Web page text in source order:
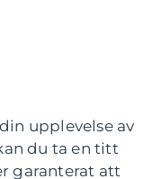
upplevelse av
du ta en titt
garanterat att